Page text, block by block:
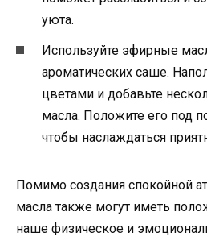
уюта.
Используйте эфирные
ароматических саше.
цветами и добавьте
масла. Положите его под
чтобы наслаждаться
Помимо создания спокойной
масла также могут иметь
наше физическое и